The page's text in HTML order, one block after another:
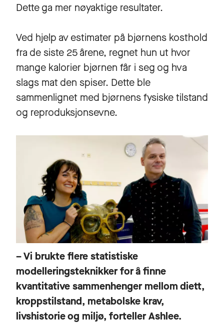
Dette ga mer nøyaktige resultater.
Ved hjelp av estimater på bjørnens kosthold
fra de siste 25 årene, regnet hun ut hvor
mange kalorier bjørnen får i seg og hva
slags mat den spiser. Dette ble
sammenlignet med bjørnens fysiske tilstand
og reproduksjonsevne.
– Vi brukte flere statistiske
modelleringsteknikker for å finne
kvantitative sammenhenger mellom diett,
kroppstilstand, metabolske krav,
livshistorie og miljø, forteller Ashlee.